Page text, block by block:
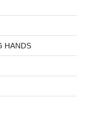
HANDS